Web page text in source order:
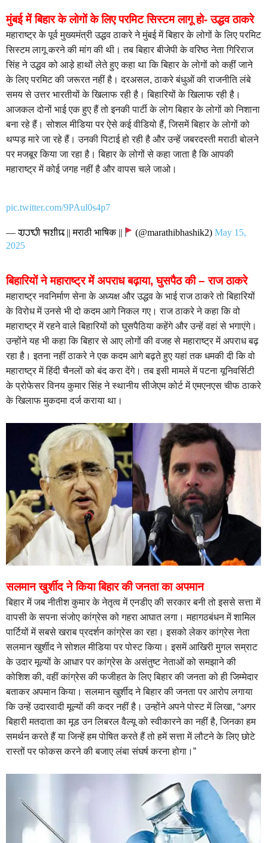
मुंबई में बिहार के लोगों के लिए परमिट सिस्‍टम लागू हो- उद्धव ठाकरे
महाराष्ट्र के पूर्व मुख्यमंत्री उद्धव ठाकरे ने मुंबई में बिहार के लोगों के लिए परमिट
सिस्‍टम लागू करने की मांग की थी। तब बिहार बीजेपी के वरिष्‍ठ नेता गिरिराज
सिंह ने उद्धव को आड़े हाथों लेते हुए कहा था कि बिहार के लोगों को कहीं जाने
के लिए परमिट की जरूरत नहीं है। दरअसल, ठाकरे बंधुओं की राजनीति लंबे
समय से उत्तर भारतीयों के खिलाफ रही है। बिहारियों के खिलाफ रही है।
आजकल दोनों भाई एक हुए हैं तो इनकी पार्टी के लोग बिहार के लोगों को निशाना
बना रहे हैं। सोशल मीडिया पर ऐसे कई वीडियो हैं, जिसमें बिहार के लोगों को
थप्पड़ मारे जा रहे हैं। उनकी पिटाई हो रही है और उन्हें जबरदस्ती मराठी बोलने
पर मजबूर किया जा रहा है। बिहार के लोगों से कहा जाता है कि आपकी
महाराष्ट्र में कोई जगह नहीं है और वापस चले जाओ।
pic.twitter.com/9PAul0s4p7
— 𑘀𑘨𑘞𑘱 𑘥𑘫𑘱𑘎 || मराठी भाषिक || (@marathibhashik2)May 15,
2025
बिहारियों ने महाराष्ट्र में अपराध बढ़ाया, घुसपैठ की – राज ठाकरे
महाराष्ट्र नवनिर्माण सेना के अध्यक्ष और उद्धव के भाई राज ठाकरे तो बिहारियों
के विरोध में उनसे भी दो कदम आगे निकल गए। राज ठाकरे ने कहा कि वो
महाराष्ट्र में रहने वाले बिहारियों को घुसपैठिया कहेंगे और उन्हें वहां से भगाएंगे।
उन्होंने यह भी कहा कि बिहार से आए लोगों की वजह से महाराष्ट्र में अपराध बढ़
रहा है। इतना नहीं ठाकरे ने एक कदम आगे बढ़ते हुए यहां तक धमकी दी कि वो
महाराष्ट्र में हिंदी चैनलों को बंद करा देंगे। तब इसी मामले में पटना यूनिवर्सिटी
के प्रोफेसर विनय कुमार सिंह ने स्‍थानीय सीजेएम कोर्ट में एमएनएस चीफ ठाकरे
के खिलाफ मुकदमा दर्ज कराया था।
सलमान खुर्शीद ने किया बिहार की जनता का अपमान
बिहार में जब नीतीश कुमार के नेतृत्व में एनडीए की सरकार बनी तो इससे सत्ता में
वापसी के सपना संजोए कांग्रेस को गहरा आघात लगा। महागठबंधन में शामिल
पार्टियों में सबसे खराब प्रदर्शन कांग्रेस का रहा। इसको लेकर कांग्रेस नेता
सलमान खुर्शीद ने सोशल मीडिया पर पोस्ट किया। इसमें आखिरी मुगल सम्राट
के उदार मूल्यों के आधार पर कांग्रेस के असंतुष्ट नेताओं को समझाने की
कोशिश की, वहीं कांग्रेस की फजीहत के लिए बिहार की जनता को ही जिम्मेदार
बताकर अपमान किया। सलमान खुर्शीद ने बिहार की जनता पर आरोप लगाया
कि उन्हें उदारवादी मूल्यों की कदर नहीं है। उन्होंने अपने पोस्ट में लिखा, “अगर
बिहारी मतदाता का मूड उन लिबरल वैल्यू को स्वीकारने का नहीं है, जिनका हम
समर्थन करते हैं या जिन्हें हम पोषित करते हैं तो हमें सत्ता में लौटने के लिए छोटे
रास्तों पर फोकस करने की बजाए लंबा संघर्ष करना होगा।”